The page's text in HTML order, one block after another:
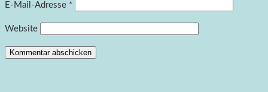
E-Mail-Adresse *
Website